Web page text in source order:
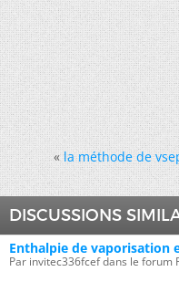
« la méthode de
DISCUSSIONS
Enthalpie de vaporisation
Par invitec336fcef dans le forum